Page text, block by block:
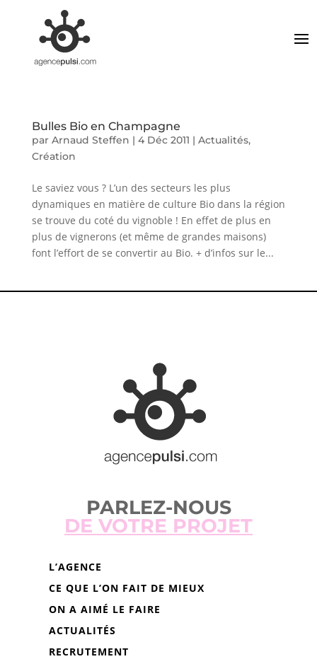
Bulles Bio en Champagne
par Arnaud Steffen | 4 Déc 2011 | Actualités,
Création
Le saviez vous ? L’un des secteurs les plus
dynamiques en matière de culture Bio dans la région
se trouve du coté du vignoble ! En effet de plus en
plus de vignerons (et même de grandes maisons)
font l’effort de se convertir au Bio. + d’infos sur le...
PARLEZ-NOUS
DE VOTRE PROJET
L’AGENCE
CE QUE L’ON FAIT DE MIEUX
ON A AIMÉ LE FAIRE
ACTUALITÉS
RECRUTEMENT